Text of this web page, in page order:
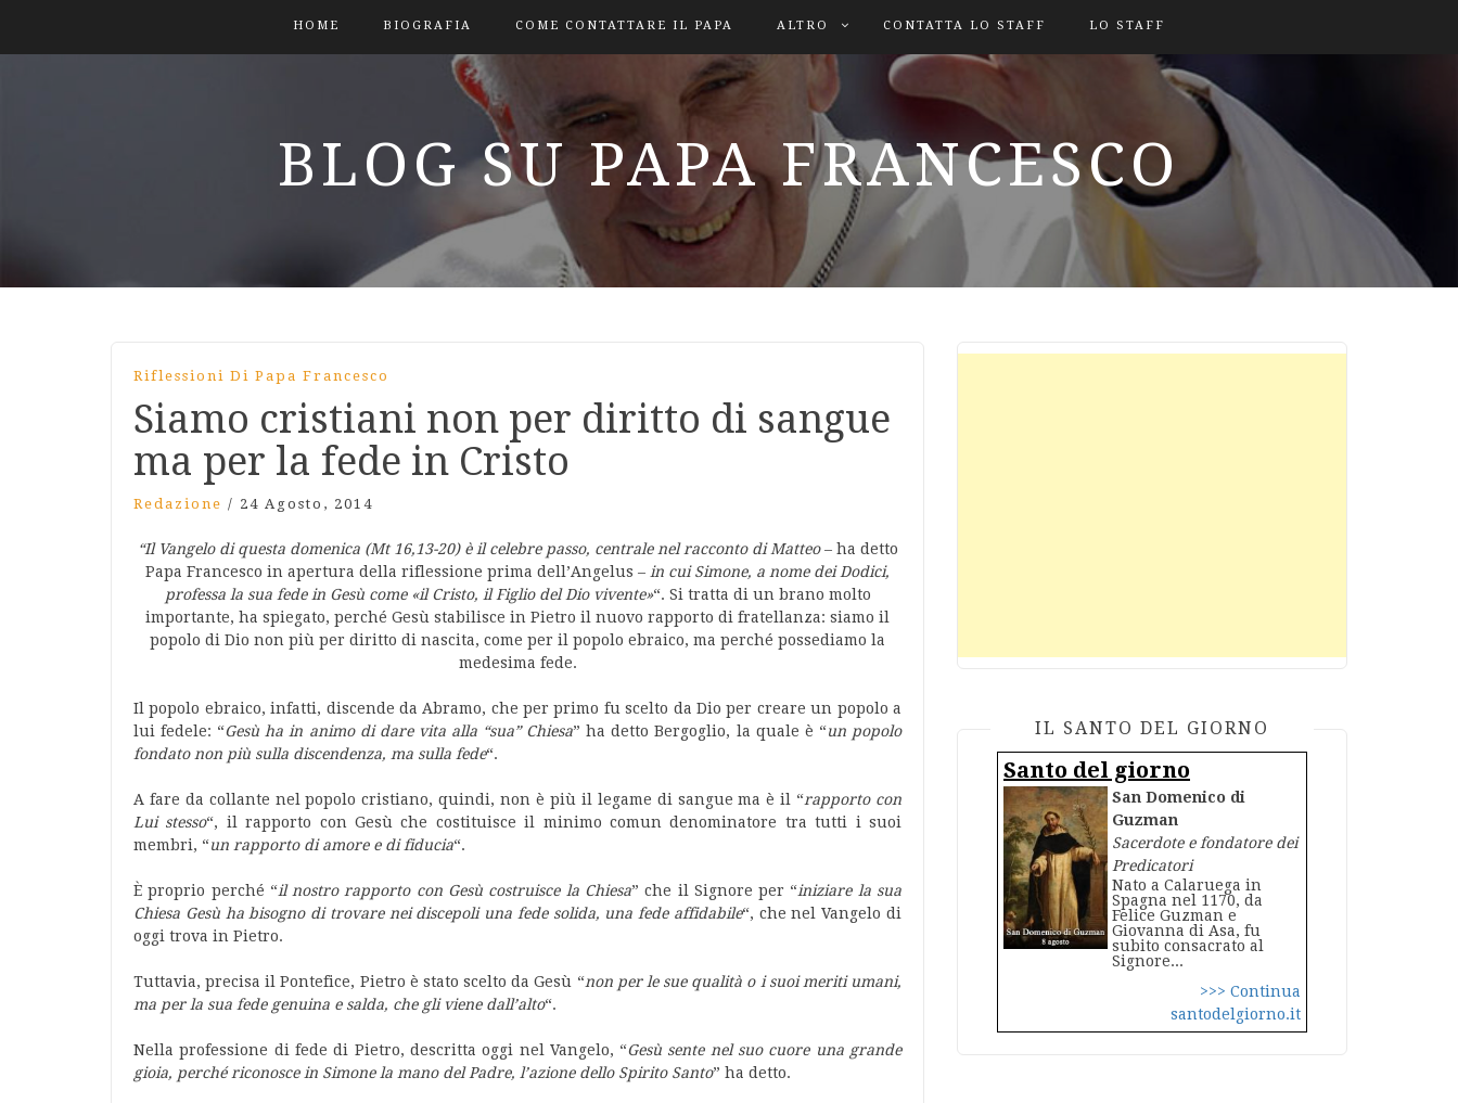
HOME BIOGRAFIA COME CONTATTARE IL PAPA ALTRO CONTATTA LO STAFF LO STAFF
BLOG SU PAPA FRANCESCO
Riflessioni Di Papa Francesco
Siamo cristiani non per diritto di sangue
ma per la fede in Cristo
Redazione / 24 Agosto, 2014
“Il Vangelo di questa domenica (Mt 16,13-20) è il celebre passo, centrale nel racconto di Matteo– ha detto
Papa Francesco in apertura della riflessione prima dell’Angelus – in cui Simone, a nome dei Dodici,
professa la sua fede in Gesù come «il Cristo, il Figlio del Dio vivente»“. Si tratta di un brano molto
importante, ha spiegato, perché Gesù stabilisce in Pietro il nuovo rapporto di fratellanza: siamo il
popolo di Dio non più per diritto di nascita, come per il popolo ebraico, ma perché possediamo la
medesima fede.
Il popolo ebraico, infatti, discende da Abramo, che per primo fu scelto da Dio per creare un popolo a
lui fedele: “Gesù ha in animo di dare vita alla “sua” Chiesa” ha detto Bergoglio, la quale è “un popolo
fondato non più sulla discendenza, ma sulla fede“.
A fare da collante nel popolo cristiano, quindi, non è più il legame di sangue ma è il “rapporto con
Lui stesso“, il rapporto con Gesù che costituisce il minimo comun denominatore tra tutti i suoi
membri, “un rapporto di amore e di fiducia“.
È proprio perché “il nostro rapporto con Gesù costruisce la Chiesa” che il Signore per “iniziare la sua
Chiesa Gesù ha bisogno di trovare nei discepoli una fede solida, una fede affidabile“, che nel Vangelo di
oggi trova in Pietro.
Tuttavia, precisa il Pontefice, Pietro è stato scelto da Gesù “non per le sue qualità o i suoi meriti umani,
ma per la sua fede genuina e salda, che gli viene dall’alto“.
Nella professione di fede di Pietro, descritta oggi nel Vangelo, “Gesù sente nel suo cuore una grande
gioia, perché riconosce in Simone la mano del Padre, l’azione dello Spirito Santo” ha detto.
IL SANTO DEL GIORNO
Santo del giorno
San Domenico di
Guzman
Sacerdote e fondatore dei
Predicatori
Nato a Calaruega in
Spagna nel 1170, da
Felice Guzman e
Giovanna di Asa, fu
subito consacrato al
Signore...
>>> Continua
santodelgiorno.it